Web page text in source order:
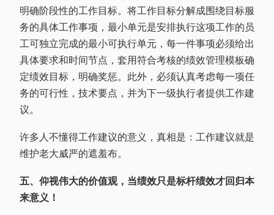
明确阶段性的工作目标。将工作目标分解成围绕目标服
务的具体工作事项，最小单元是安排执行这项工作的员
工可独立完成的最小可执行单元，每一件事项必须给出
具体要求和时间节点，套用符合考核的绩效管理模板确
定绩效目标，明确奖惩。此外，必须认真考虑每一项任
务的可行性，技术要点，并为下一级执行者提供工作建
议。
许多人不懂得工作建议的意义，真相是：工作建议就是
维护老大威严的遮羞布。
五、仰视伟大的价值观，当绩效只是标杆绩效才回归本
来意义！